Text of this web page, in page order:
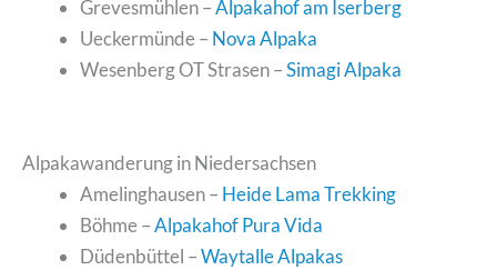
Grevesmühlen –Alpakahof am Iserberg
Ueckermünde – Nova Alpaka
Wesenberg OT Strasen –Simagi Alpaka
Alpakawanderung in Niedersachsen
Amelinghausen – Heide Lama Trekking
Böhme –Alpakahof Pura Vida
Düdenbüttel –Waytalle Alpakas